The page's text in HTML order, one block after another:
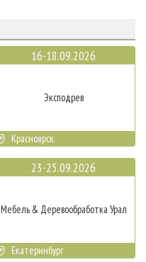
16-18.09.2026
Эксподрев
Красноярск
23-25.09.2026
Мебель & Деревообработка Урал
Екатеринбург